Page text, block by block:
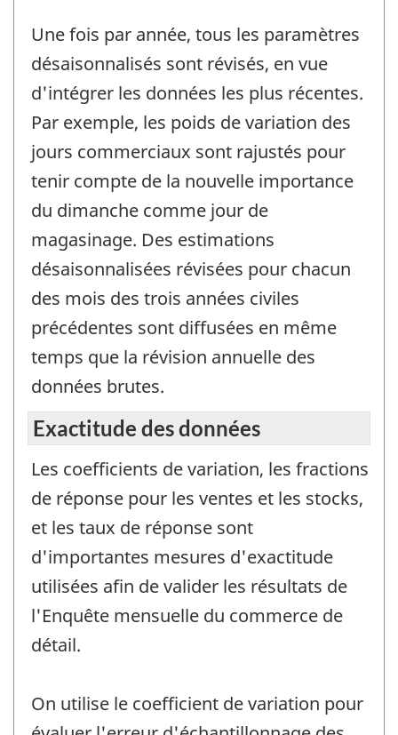
Une fois par année, tous les paramètres
désaisonnalisés sont révisés, en vue
d'intégrer les données les plus récentes.
Par exemple, les poids de variation des
jours commerciaux sont rajustés pour
tenir compte de la nouvelle importance
du dimanche comme jour de
magasinage. Des estimations
désaisonnalisées révisées pour chacun
des mois des trois années civiles
précédentes sont diffusées en même
temps que la révision annuelle des
données brutes.
Exactitude des données
Les coefficients de variation, les fractions
de réponse pour les ventes et les stocks,
et les taux de réponse sont
d'importantes mesures d'exactitude
utilisées afin de valider les résultats de
l'Enquête mensuelle du commerce de
détail.
On utilise le coefficient de variation pour